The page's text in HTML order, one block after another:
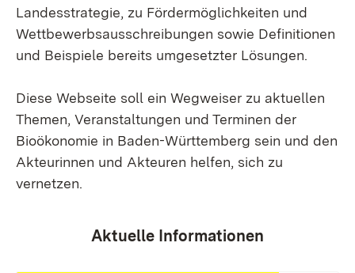
Landesstrategie, zu Fördermöglichkeiten und
Wettbewerbsausschreibungen sowie Definitionen
und Beispiele bereits umgesetzter Lösungen.
Diese Webseite soll ein Wegweiser zu aktuellen
Themen, Veranstaltungen und Terminen der
Bioökonomie in Baden-Württemberg sein und den
Akteurinnen und Akteuren helfen, sich zu
vernetzen.
Aktuelle Informationen